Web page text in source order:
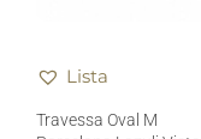
Lista
Travessa Oval M